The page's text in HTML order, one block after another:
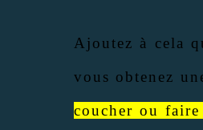
Ajoutez à cela
vous obtenez
coucher ou